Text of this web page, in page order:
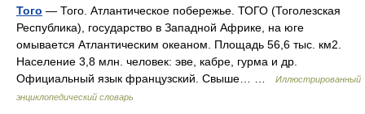
Того — Того. Атлантическое побережье. ТОГО (Тоголезская
Республика), государство в Западной Африке, на юге
омывается Атлантическим океаном. Площадь 56,6 тыс. км2.
Население 3,8 млн. человек: эве, кабре, гурма и др.
Официальный язык французский. Свыше… …
Иллюстрированный
энциклопедический словарь